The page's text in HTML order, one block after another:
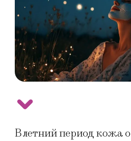
В летний период кожа